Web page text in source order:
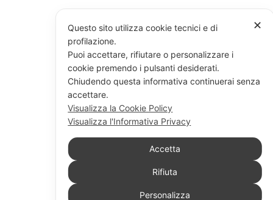
✕
Questo sito utilizza cookie tecnici e di
profilazione.
Puoi accettare, rifiutare o personalizzare i
cookie premendo i pulsanti desiderati.
Chiudendo questa informativa continuerai senza
accettare.
Visualizza la Cookie Policy
Visualizza l'Informativa Privacy
Accetta
Rifiuta
Personalizza